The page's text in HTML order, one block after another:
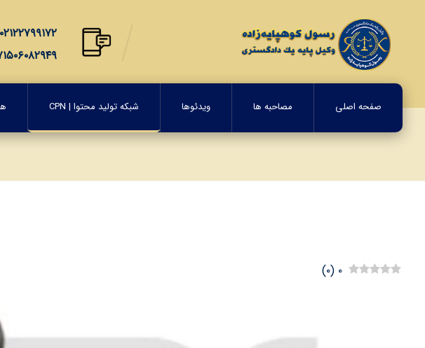
۰۲۱۲۲۷۹۹۱۷۲ | ۰۹۱۲۱۹۵۷۹۸۶
صفحه اصلی مصاحبه ها ویدئوها شبکه تولید محتوا | CPN
۰ (۰)